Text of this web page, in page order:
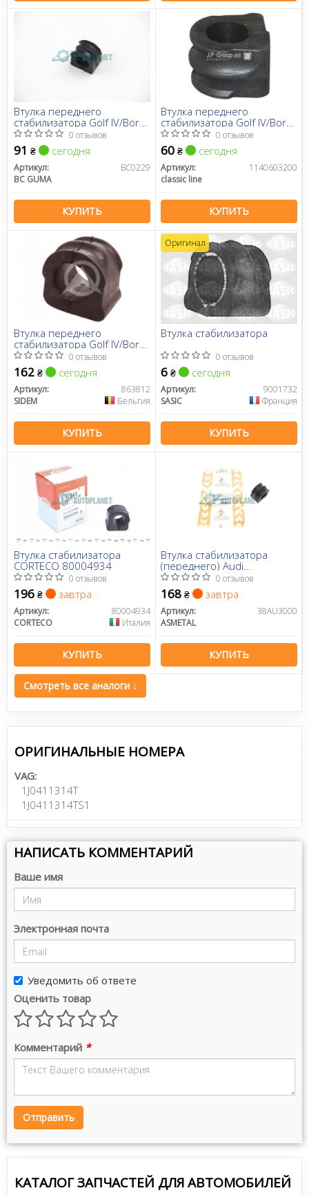
Втулка переднего
стабилизатора Golf IV/Bora
97-05/Octavia 97- (21 мм)
0 отзывов
91 ₴ сегодня
Артикул:
BC0229
BC GUMA
КУПИТЬ
Втулка переднего
стабилизатора Golf IV/Bora
97-05/Octavia 97- (23 мм)
0 отзывов
60 ₴ сегодня
Артикул:
1140603200
classic line
КУПИТЬ
Втулка переднего
стабилизатора Golf IV/Bora
97-05/Octavia 97- (21 мм)
0 отзывов
162 ₴ сегодня
Артикул:
863812
SIDEM
Бельгия
КУПИТЬ
Втулка стабилизатора
0 отзывов
6 ₴ сегодня
Артикул:
9001732
SASIC
Франция
КУПИТЬ
Оригинал
Втулка стабилизатора
CORTECO 80004934
0 отзывов
196 ₴ завтра
Артикул:
80004934
CORTECO
Италия
КУПИТЬ
Втулка стабилизатора
(переднего) Audi
A3/TT/Skoda
Octavia/Bora/VW Golf
(d=20.8mm)
0 отзывов
168 ₴ завтра
Артикул:
38AU3000
ASMETAL
КУПИТЬ
Смотреть все аналоги ↓
ОРИГИНАЛЬНЫЕ НОМЕРА
VAG:
1J0411314T
1J0411314TS1
НАПИСАТЬ КОММЕНТАРИЙ
Ваше имя
Электронная почта
Уведомить об ответе
Оценить товар
Комментарий *
Отправить
КАТАЛОГ ЗАПЧАСТЕЙ ДЛЯ АВТОМОБИЛЕЙ